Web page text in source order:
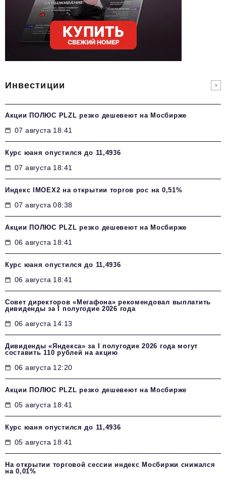
Инвестиции
Акции ПОЛЮС PLZL резко дешевеют на Мосбирже
07 августа 18:41
Курс юаня опустился до 11,4936
07 августа 18:41
Индекс IMOEX2 на открытии торгов рос на 0,51%
07 августа 08:38
Акции ПОЛЮС PLZL резко дешевеют на Мосбирже
06 августа 18:41
Курс юаня опустился до 11,4936
06 августа 18:41
Совет директоров «Мегафона» рекомендовал выплатить
дивиденды за I полугодие 2026 года
06 августа 14:13
Дивиденды «Яндекса» за I полугодие 2026 года могут
составить 110 рублей на акцию
06 августа 12:20
Акции ПОЛЮС PLZL резко дешевеют на Мосбирже
05 августа 18:41
Курс юаня опустился до 11,4936
05 августа 18:41
На открытии торговой сессии индекс Мосбиржи снижался
на 0,01%